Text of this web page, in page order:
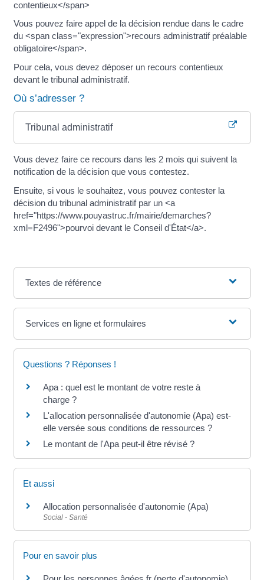
contentieux</span>
Vous pouvez faire appel de la décision rendue dans le cadre
du <span class="expression">recours administratif préalable
obligatoire</span>.
Pour cela, vous devez déposer un recours contentieux
devant le tribunal administratif.
Où s’adresser ?
Tribunal administratif
Vous devez faire ce recours dans les 2 mois qui suivent la
notification de la décision que vous contestez.
Ensuite, si vous le souhaitez, vous pouvez contester la
décision du tribunal administratif par un <a
href="https://www.pouyastruc.fr/mairie/demarches?
xml=F2496">pourvoi devant le Conseil d'État</a>.
Textes de référence
Services en ligne et formulaires
Questions ? Réponses !
Apa : quel est le montant de votre reste à
charge ?
L'allocation personnalisée d'autonomie (Apa) est-
elle versée sous conditions de ressources ?
Le montant de l'Apa peut-il être révisé ?
Et aussi
Allocation personnalisée d'autonomie (Apa)
Social - Santé
Pour en savoir plus